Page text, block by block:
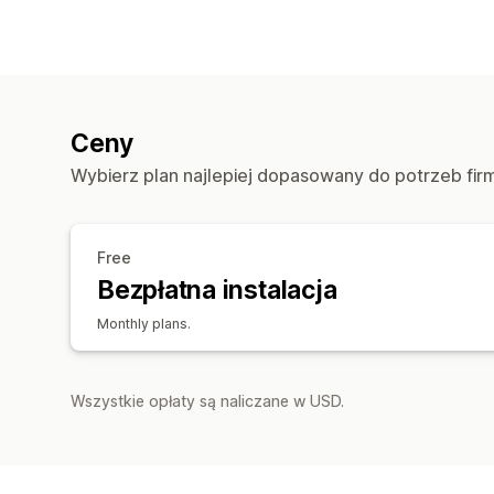
Ceny
Wybierz plan najlepiej dopasowany do potrzeb
Free
Bezpłatna instalacja
Monthly plans.
Wszystkie opłaty są naliczane w USD.